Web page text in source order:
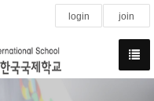
login join